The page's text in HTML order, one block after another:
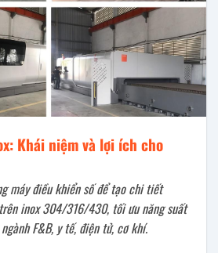
Khái niệm và lợi ích cho
máy điều khiển số để tạo chi tiết
inox 304/316/430, tối ưu năng suất
F&B, y tế, điện tử, cơ khí.